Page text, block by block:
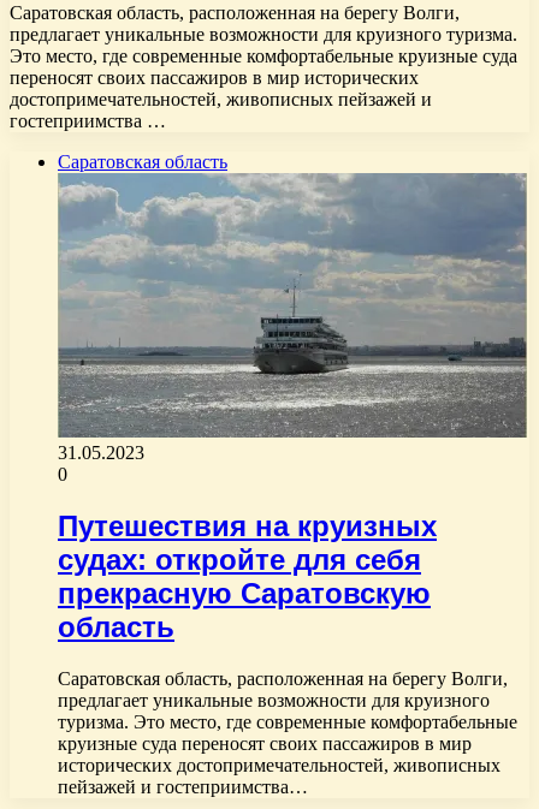
Саратовская область, расположенная на берегу Волги,
предлагает уникальные возможности для круизного туризма.
Это место, где современные комфортабельные круизные суда
переносят своих пассажиров в мир исторических
достопримечательностей, живописных пейзажей и
гостеприимства …
Саратовская область
31.05.2023
0
Путешествия на круизных
судах: откройте для себя
прекрасную Саратовскую
область
Саратовская область, расположенная на берегу Волги,
предлагает уникальные возможности для круизного
туризма. Это место, где современные комфортабельные
круизные суда переносят своих пассажиров в мир
исторических достопримечательностей, живописных
пейзажей и гостеприимства…